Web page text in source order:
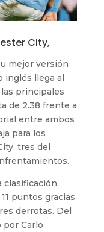
City,
mejor versión
inglés llega al
principales
de 2.38 frente a
entre ambos
para los
tres del
clasificación
puntos gracias
derrotas. Del
por Carlo